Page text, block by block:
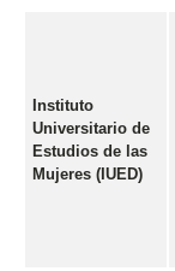
Instituto
Universitario de
Estudios de las
Mujeres (IUED)